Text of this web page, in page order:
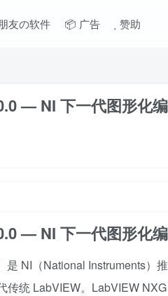
友の软件 📦 广告 赞助
— NI 下一代图形化
— NI 下一代图形化
是 NI（National Instruments）
传统 LabVIEW。LabVIEW